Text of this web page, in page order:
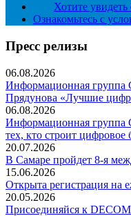
Хотите
Ознакомьтесь с
Пресс релизы
06.08.2026
Информационная группа
Прядунова «Лучшие
06.08.2026
Информационная группа
тех, кто строит цифровое
20.07.2026
В Самаре пройдет 8-я
15.06.2026
Открыта регистрация на
20.05.2026
Присоединяйся к